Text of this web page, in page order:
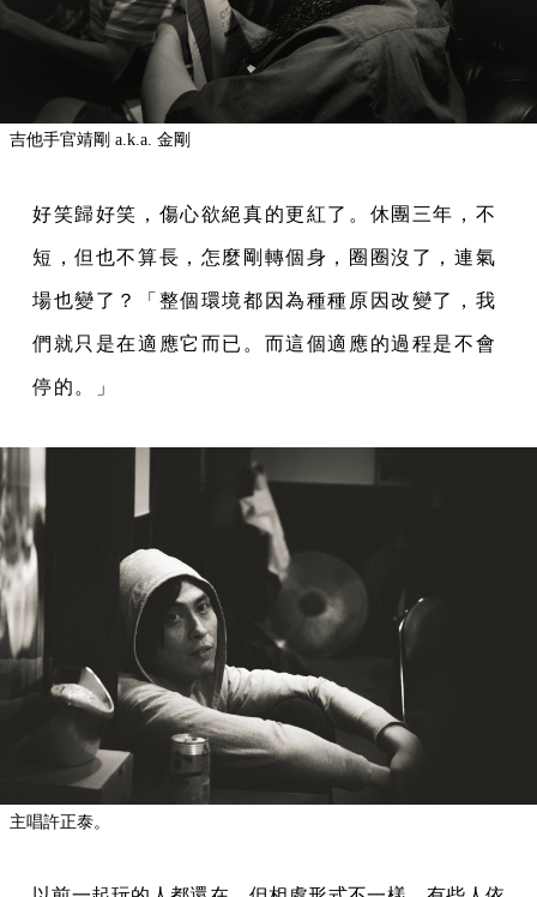
吉他手官靖剛 a.k.a. 金剛
好笑歸好笑，傷心欲絕真的更紅了。休團三年，不
短，但也不算長，怎麼剛轉個身，圈圈沒了，連氣
場也變了？「整個環境都因為種種原因改變了，我
們就只是在適應它而已。而這個適應的過程是不會
停的。」
主唱許正泰。